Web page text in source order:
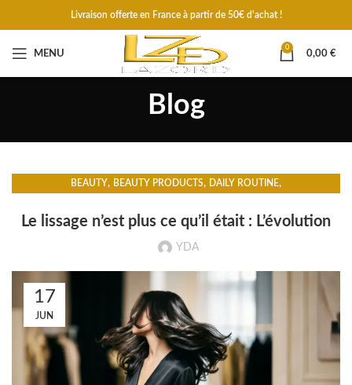
Livraison offerte en France à partir de 50€ d'achat !
MENU
0
0,00 €
Blog
BEAUTY, BEAUTY PRODUCTS, DAILY ROUTINE,
Le lissage n’est plus ce qu’il était : L’évolution
YDA
17
JUN